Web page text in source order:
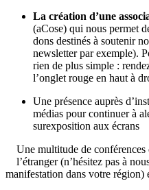
La création d’une
(aCose) qui nous permet
dons destinés à soutenir
newsletter par exemple).
rien de plus simple :
l’onglet rouge en haut à
Une présence auprès
médias pour continuer à
surexposition aux écrans
Une multitude de conférences
l’étranger (n’hésitez pas à
manifestation dans votre région)